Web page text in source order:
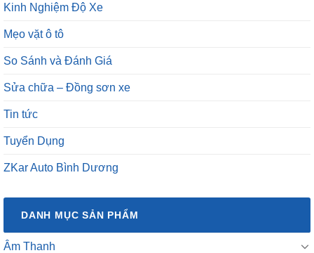
Kinh Nghiệm Độ Xe
Mẹo vặt ô tô
So Sánh và Đánh Giá
Sửa chữa – Đồng sơn xe
Tin tức
Tuyển Dụng
ZKar Auto Bình Dương
DANH MỤC SẢN PHẨM
Âm Thanh